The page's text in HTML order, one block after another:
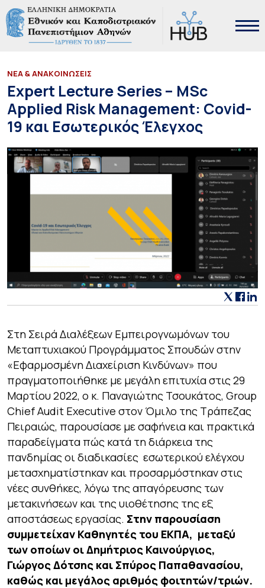
ΝΕΑ & ΑΝΑΚΟΙΝΩΣΕΙΣ
Expert Lecture Series – MSc
Applied Risk Management: Covid-
19 και Εσωτερικός Έλεγχος
Στη Σειρά Διαλέξεων Εμπειρογνωμόνων του
Μεταπτυχιακού Προγράμματος Σπουδών στην
«Εφαρμοσμένη Διαχείριση Κινδύνων» που
πραγματοποιήθηκε με μεγάλη επιτυχία στις 29
Μαρτίου 2022, ο κ. Παναγιώτης Τσουκάτος, Group
Chief Audit Executive στον Όμιλο της Τράπεζας
Πειραιώς, παρουσίασε με σαφήνεια και πρακτικά
παραδείγματα πώς κατά τη διάρκεια της
πανδημίας οι διαδικασίες εσωτερικού ελέγχου
μετασχηματίστηκαν και προσαρμόστηκαν στις
νέες συνθήκες, λόγω της απαγόρευσης των
μετακινήσεων και της υιοθέτησης της εξ
αποστάσεως εργασίας. Στην παρουσίαση
συμμετείχαν Καθηγητές του ΕΚΠΑ, μεταξύ
των οποίων οι Δημήτριος Καινούργιος,
Γιώργος Δότσης και Σπύρος Παπαθανασίου,
καθώς και μεγάλος αριθμός φοιτητών/τριών.